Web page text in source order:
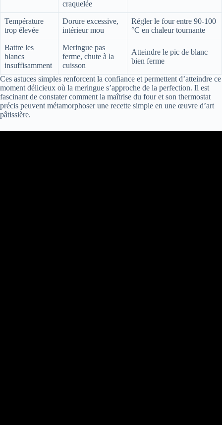
craquelée
Température
trop élevée
Dorure excessive,
intérieur mou
Régler le four entre 90-100
°C en chaleur tournante
Battre les
blancs
insuffisamment
Meringue pas
ferme, chute à la
cuisson
Atteindre le pic de blanc
bien ferme
Ces astuces simples renforcent la confiance et permettent d’atteindre ce
moment délicieux où la meringue s’approche de la perfection. Il est
fascinant de constater comment la maîtrise du four et son thermostat
précis peuvent métamorphoser une recette simple en une œuvre d’art
pâtissière.